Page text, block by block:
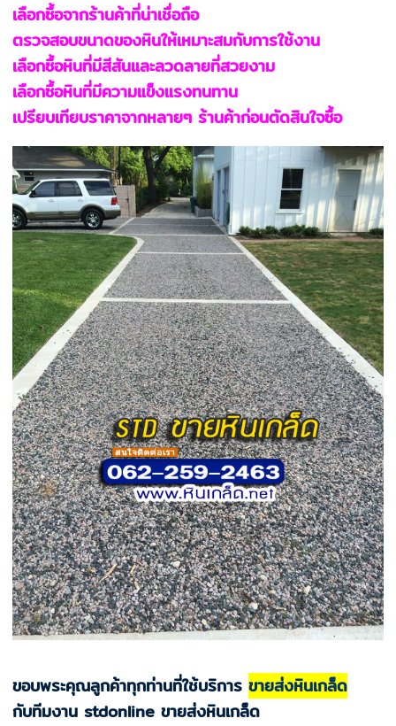
เลือกซื้อจากร้านค้าที่น่าเชื่อถือ
ตรวจสอบขนาดของหินให้เหมาะสมกับการใช้งาน
เลือกซื้อหินที่มีสีสันและลวดลายที่สวยงาม
เลือกซื้อหินที่มีความแข็งแรงทนทาน
เปรียบเทียบราคาจากหลายๆ ร้านค้าก่อนตัดสินใจซื้อ
ขอบพระคุณลูกค้าทุกท่านที่ใช้บริการขายส่งหินเกล็ด
กับทีมงาน stdonline ขายส่งหินเกล็ด